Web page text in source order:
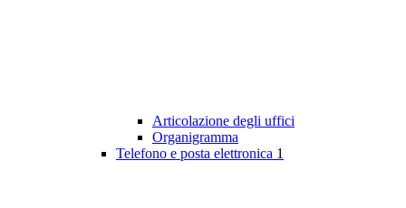
Articolazione degli uffici
Organigramma
Telefono e posta elettronica 1